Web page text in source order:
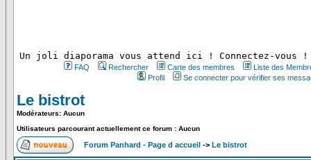
Un joli diaporama vous attend ici ! Connectez-vous !
FAQ Rechercher Carte des membres
Liste des
Profil
Se connecter pour vérifier ses
Le bistrot
Modérateurs: Aucun
Utilisateurs parcourant actuellement ce forum : Aucun
Forum Panhard - Page d accueil -> Le bistrot